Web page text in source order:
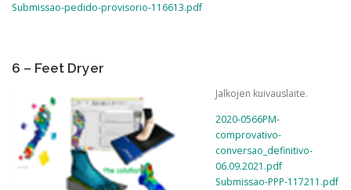
Submissao-pedido-provisorio-116613.pdf
6 – Feet Dryer
Jalkojen kuivauslaite.
2020-0566PM-
comprovativo-
conversao_definitivo-
06.09.2021.pdf
Submissao-PPP-117211.pdf